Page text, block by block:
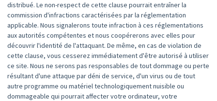
distribué. Le non-respect de cette clause pourrait entraîner la
commission d'infractions caractérisées par la réglementation
applicable. Nous signalerons toute infraction à ces réglementations
aux autorités compétentes et nous coopérerons avec elles pour
découvrir l'identité de l'attaquant. De même, en cas de violation de
cette clause, vous cesserez immédiatement d'être autorisé à utiliser
ce site. Nous ne serons pas responsables de tout dommage ou perte
résultant d'une attaque par déni de service, d'un virus ou de tout
autre programme ou matériel technologiquement nuisible ou
dommageable qui pourrait affecter votre ordinateur, votre